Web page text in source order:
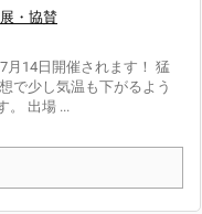
・協賛
月14日開催されます！ 猛
で少し気温も下がるよう
。 出場 ...